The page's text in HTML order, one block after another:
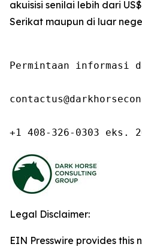
akuisisi senilai lebih dari
Serikat maupun di luar
Permintaan informasi
+1 408-326-0303 eks.
Legal Disclaimer:
EIN Presswire provides this